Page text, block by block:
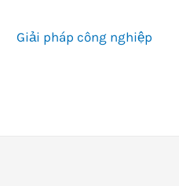
Giải pháp công nghiệp